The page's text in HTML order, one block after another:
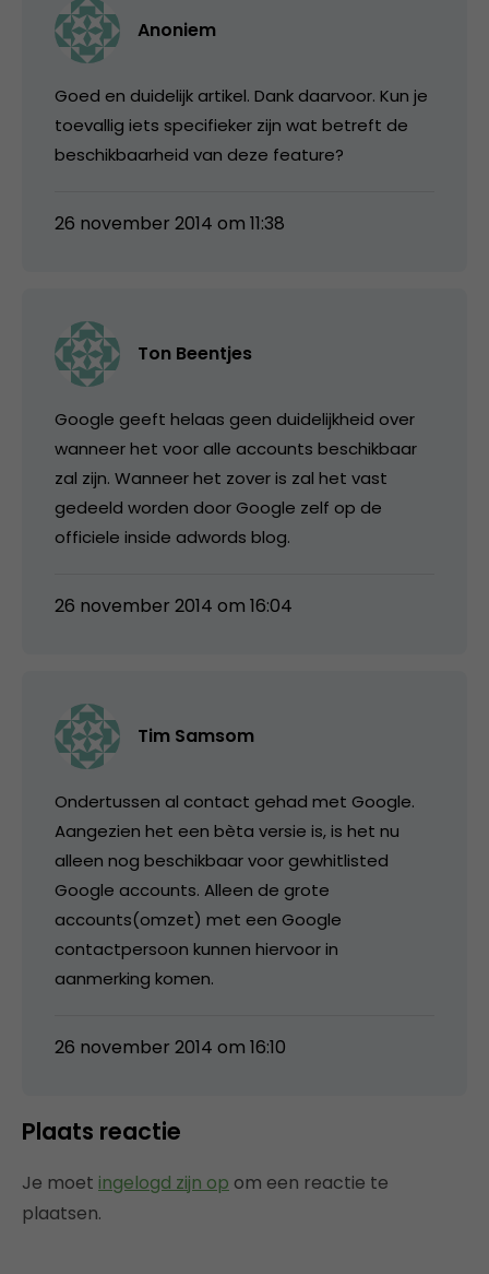
Anoniem
Goed en duidelijk artikel. Dank daarvoor. Kun je
toevallig iets specifieker zijn wat betreft de
beschikbaarheid van deze feature?
26 november 2014 om 11:38
Ton Beentjes
Google geeft helaas geen duidelijkheid over
wanneer het voor alle accounts beschikbaar
zal zijn. Wanneer het zover is zal het vast
gedeeld worden door Google zelf op de
officiele inside adwords blog.
26 november 2014 om 16:04
Tim Samsom
Ondertussen al contact gehad met Google.
Aangezien het een bèta versie is, is het nu
alleen nog beschikbaar voor gewhitlisted
Google accounts. Alleen de grote
accounts(omzet) met een Google
contactpersoon kunnen hiervoor in
aanmerking komen.
26 november 2014 om 16:10
Plaats reactie
Je moet ingelogd zijn op om een reactie te
plaatsen.